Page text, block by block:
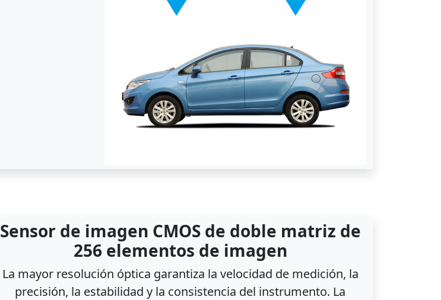
Sensor de imagen CMOS de doble matriz de
256 elementos de imagen
La mayor resolución óptica garantiza la velocidad de medición, la
precisión, la estabilidad y la consistencia del instrumento. La